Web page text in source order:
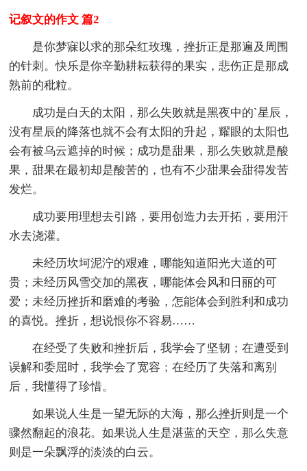
记叙文的作文 篇2
是你梦寐以求的那朵红玫瑰，挫折正是那遍及周围
的针刺。快乐是你辛勤耕耘获得的果实，悲伤正是那成
熟前的秕粒。
成功是白天的太阳，那么失败就是黑夜中的`星辰，
没有星辰的降落也就不会有太阳的升起，耀眼的太阳也
会有被乌云遮掉的时候；成功是甜果，那么失败就是酸
果，甜果在最初却是酸苦的，也有不少甜果会甜得发苦
发烂。
成功要用理想去引路，要用创造力去开拓，要用汗
水去浇灌。
未经历坎坷泥泞的艰难，哪能知道阳光大道的可
贵；未经历风雪交加的黑夜，哪能体会风和日丽的可
爱；未经历挫折和磨难的考验，怎能体会到胜利和成功
的喜悦。挫折，想说恨你不容易……
在经受了失败和挫折后，我学会了坚韧；在遭受到
误解和委屈时，我学会了宽容；在经历了失落和离别
后，我懂得了珍惜。
如果说人生是一望无际的大海，那么挫折则是一个
骤然翻起的浪花。如果说人生是湛蓝的天空，那么失意
则是一朵飘浮的淡淡的白云。